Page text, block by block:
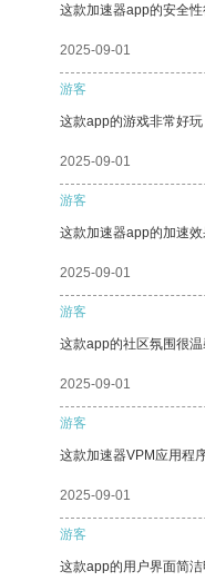
这款加速器app的安全
2025-09-01
游客
这款app的游戏非常好玩
2025-09-01
游客
这款加速器app的加速
2025-09-01
游客
这款app的社区氛围很温
2025-09-01
游客
这款加速器VPM应用程
2025-09-01
游客
这款app的用户界面简